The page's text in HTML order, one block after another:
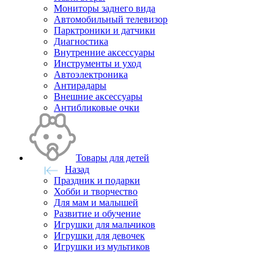
Мониторы заднего вида
Автомобильный телевизор
Парктроники и датчики
Диагностика
Внутренние аксессуары
Инструменты и уход
Автоэлектроника
Антирадары
Внешние аксессуары
Антибликовые очки
Товары для детей
Назад
Праздник и подарки
Хобби и творчество
Для мам и малышей
Развитие и обучение
Игрушки для мальчиков
Игрушки для девочек
Игрушки из мультиков